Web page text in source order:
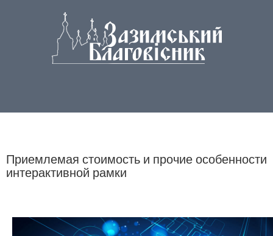
Приемлемая стоимость и прочие особенности
интерактивной рамки